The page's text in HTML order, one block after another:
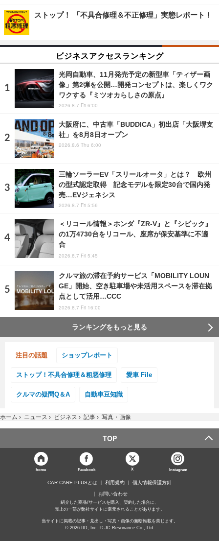
ストップ！ 「不具合修理＆不正修理」実態レポート！
ビジネスアクセスランキング
光岡自動車、11月発売予定の新型車「ティザー画
像」第2弾を公開…開発コンセプトは、楽しくワク
ワクする『ミツオカらしさの原点』
2026.8.7 Fri 6:00
大阪府に、中古車「BUDDICA」初出店「大阪堺支
社」を8月8日オープン
2026.8.6 Thu 6:00
三輪ソーラーEV「スリールオータ」とは？ 欧州
の型式認定取得 記念モデルを限定30台で国内発
売…EVジェネシス
2026.8.7 Fri 5:56
＜リコール情報＞ホンダ『ZR-V』と『シビック』
の1万4730台をリコール、座席が保安基準に不適
合
2026.8.7 Fri 5:45
クルマ旅の滞在予約サービス「MOBILITY LOUN
GE」開始、空き駐車場や未活用スペースを滞在拠
点として活用…CCC
2026.8.7 Fri 16:00
ランキングをもっと見る
注目の話題 ショップレポート
ストップ！不具合修理＆粗悪修理 愛車 File
クルマの疑問Q＆A 自動車豆知識
ホーム › ニュース › ビジネス › 記事 › 写真・画像
TOP
home Facebook X Instagram
CAR CARE PLUSとは 利用規約 個人情報保護方針
お問い合わせ
紹介した商品/サービスを購入、契約した場合に、
売上の一部が弊社サイトに還元されることがあります。
当サイトに掲載の記事・見出し・写真・画像の無断転載を禁じます。
© 2026 IID, Inc. © JC Resonance Co., Ltd.